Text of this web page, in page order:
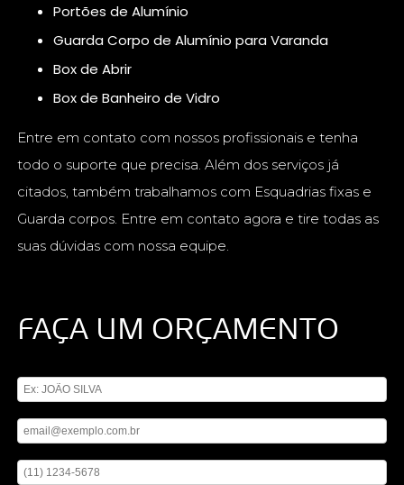
Portões de Alumínio
Guarda Corpo de Alumínio para Varanda
Box de Abrir
Box de Banheiro de Vidro
Entre em contato com nossos profissionais e tenha
todo o suporte que precisa. Além dos serviços já
citados, também trabalhamos com Esquadrias fixas e
Guarda corpos. Entre em contato agora e tire todas as
suas dúvidas com nossa equipe.
FAÇA UM ORÇAMENTO